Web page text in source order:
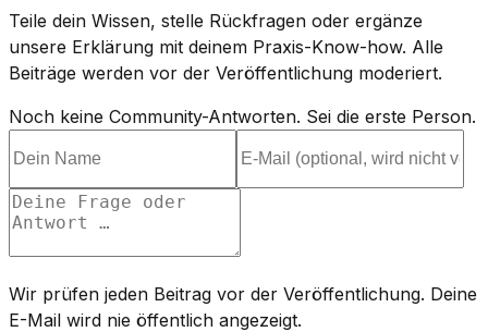
Teile dein Wissen, stelle Rückfragen oder ergänze
unsere Erklärung mit deinem Praxis-Know-how. Alle
Beiträge werden vor der Veröffentlichung moderiert.
Noch keine Community-Antworten. Sei die erste Person.
Wir prüfen jeden Beitrag vor der Veröffentlichung. Deine
E-Mail wird nie öffentlich angezeigt.